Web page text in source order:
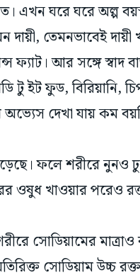
এখন ঘরে ঘরে অল্প
তেমনভাবেই দায়ী
ফ্যাট। আর সঙ্গে স্বাদ
টু ইট ফুড, বিরিয়ানি,
অভ্যেস দেখা যায় কম
ফলে শরীরে নুনও
ওষুধ খাওয়ার পরেও
সোডিয়ামের মাত্রাও
সোডিয়াম উচ্চ